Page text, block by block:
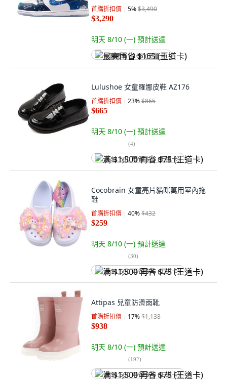
首購折扣價 5%$3,490
$3,290
明天 8/10 (一) 預計送達
最高再省 $165 (王道卡)
Lulushoe 女童羅娜皮鞋 AZ176
首購折扣價 23%$865
$665
明天 8/10 (一) 預計送達
(4)
满 $1,500 再省 $75 (王道卡)
Cocobrain 女童亮片貓咪萬用室內拖
鞋
首購折扣價 40%$432
$259
明天 8/10 (一) 預計送達
(30)
满 $1,500 再省 $75 (王道卡)
Attipas 兒童防滑雨靴
首購折扣價 17%$1,138
$938
明天 8/10 (一) 預計送達
(192)
满 $1,500 再省 $75 (王道卡)